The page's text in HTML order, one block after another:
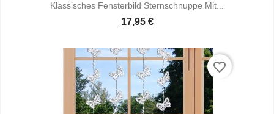
Klassisches Fensterbild Sternschnuppe Mit...
17,95 €
favorite_border